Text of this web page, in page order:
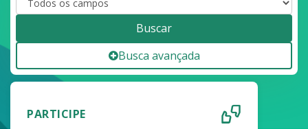
Buscar
Busca avançada
PARTICIPE